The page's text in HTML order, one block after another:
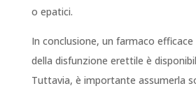
o epatici.
In conclusione, un farmaco
della disfunzione erettile è
Tuttavia, è importante assumerla